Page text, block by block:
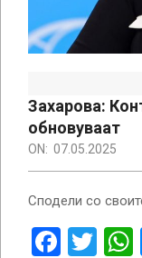
Захарова:
обновуваат
ON: 07.05.2025
Сподели со